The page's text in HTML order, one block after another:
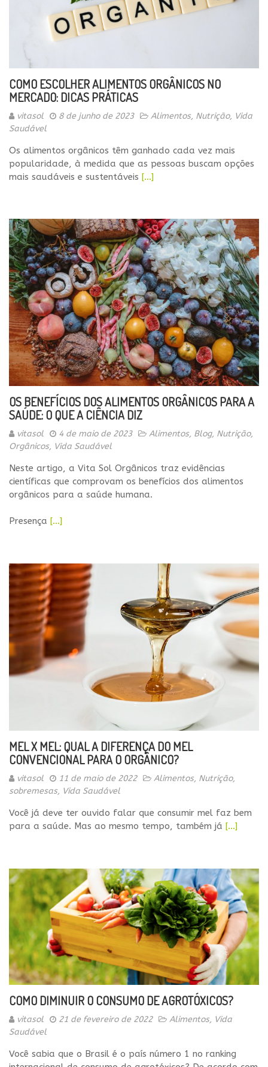
COMO ESCOLHER ALIMENTOS ORGÂNICOS NO
MERCADO: DICAS PRÁTICAS
vitasol 8 de junho de 2023 Alimentos, Nutrição, Vida
Saudável
Os alimentos orgânicos têm ganhado cada vez mais
popularidade, à medida que as pessoas buscam opções
mais saudáveis e sustentáveis […]
OS BENEFÍCIOS DOS ALIMENTOS ORGÂNICOS PARA A
SAÚDE: O QUE A CIÊNCIA DIZ
vitasol 4 de maio de 2023 Alimentos, Blog, Nutrição,
Orgânicos, Vida Saudável
Neste artigo, a Vita Sol Orgânicos traz evidências
científicas que comprovam os benefícios dos alimentos
orgânicos para a saúde humana.
Presença […]
MEL X MEL: QUAL A DIFERENÇA DO MEL
CONVENCIONAL PARA O ORGÂNICO?
vitasol 11 de maio de 2022 Alimentos, Nutrição,
sobremesas, Vida Saudável
Você já deve ter ouvido falar que consumir mel faz bem
para a saúde. Mas ao mesmo tempo, também já […]
COMO DIMINUIR O CONSUMO DE AGROTÓXICOS?
vitasol 21 de fevereiro de 2022 Alimentos, Vida
Saudável
Você sabia que o Brasil é o país número 1 no ranking